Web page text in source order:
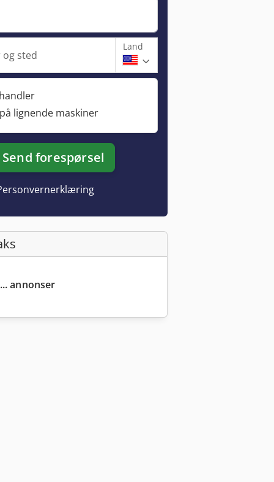
sted
Land
lignende maskiner
Send forespørsel
annonser